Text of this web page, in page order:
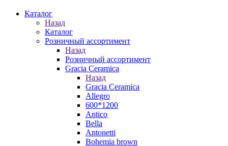
Каталог
Назад
Каталог
Розничный ассортимент
Назад
Розничный ассортимент
Gracia Ceramica
Назад
Gracia Ceramica
Allegro
600*1200
Antico
Bella
Antonetti
Bohemia brown